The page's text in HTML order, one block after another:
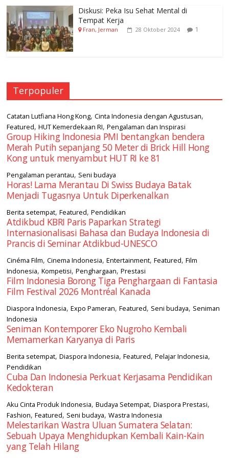
Diskusi: Peka Isu Sehat Mental di
Tempat Kerja
Fran, Jerman 28 Oktober 2024 1
Terpopuler
Catatan Lutfiana Hong Kong,Cinta Indonesia dengan Agustusan,
Featured,HUT Kemerdekaan RI,Pengalaman dan Inspirasi
Group Hiking Indonesia PMI bentangkan bendera
Merah Putih sepanjang 50 Meter di Brick Hill Hong
Kong untuk menyambut HUT RI ke 81
Pengalaman perantau, Seni budaya
Horas! Lama Merantau Di Swiss Budaya Batak
Menjadi Tugasnya Untuk Diperkenalkan
Berita setempat,Featured,Pendidikan
Atdikbud KBRI Paris Paparkan Strategi
Internasionalisasi Bahasa dan Budaya Indonesia di
Prancis di Seminar Atdikbud-UNESCO
Cinéma Film,Cinema Indonesia,Entertainment,Featured,Film
Indonesia,Kompetisi,Penghargaan,Prestasi
Film Indonesia Borong Tiga Penghargaan di Fantasia
Film Festival 2026 Montréal Kanada
Diaspora Indonesia,Expo Pameran,Featured, Seni budaya, Seniman
Indonesia
Seniman Kontemporer Eko Nugroho Kembali
Memamerkan Karyanya di Paris
Berita setempat,Diaspora Indonesia,Featured,Pelajar Indonesia,
Pendidikan
Cuba Dan Indonesia Perkuat Kerjasama Pendidikan
Kedokteran
Aku Cinta Produk Indonesia,Budaya Setempat,Diaspora Prestasi,
Fashion,Featured, Seni budaya,Wastra Indonesia
Melestarikan Wastra Uluan Sumatera Selatan:
Sebuah Upaya Menghidupkan Kembali Kain-Kain
yang Telah Hilang